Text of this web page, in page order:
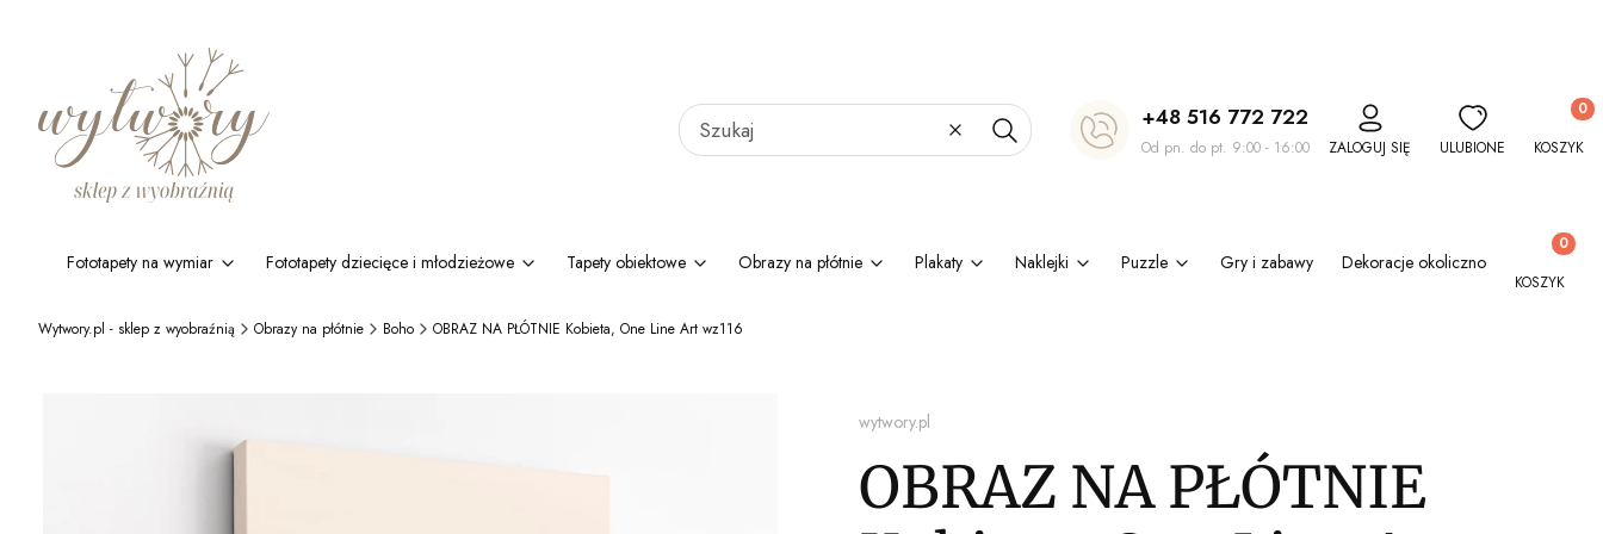
WyczyśćSzukaj
+48 516 772 722
Od pn. do pt. 9:00 - 16:00 ZALOGUJ SIĘ ULUBIONE KOSZYK
Fototapety na wymiar Fototapety dziecięce i młodzieżowe Tapety obiektowe Obrazy na płótnie Plakaty Naklejki Puzzle Gry i zabawy Dekoracje okolicznościowe
Produkty
KOSZYK
Wytwory.pl - sklep z wyobraźnią Obrazy na płótnie Boho OBRAZ NA PŁÓTNIE Kobieta, One Line Art wz116
wytwory.pl
OBRAZ NA PŁÓTNIE